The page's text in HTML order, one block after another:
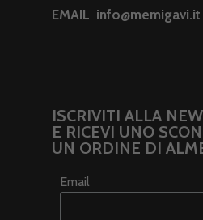
EMAIL info@memigavi.it
ISCRIVITI ALLA
E RICEVI UNO
UN ORDINE DI
Email